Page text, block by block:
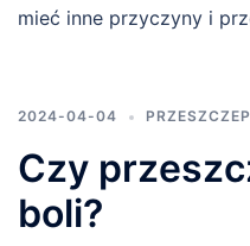
mieć inne przyczyny i
2024-04-04
Czy
boli?